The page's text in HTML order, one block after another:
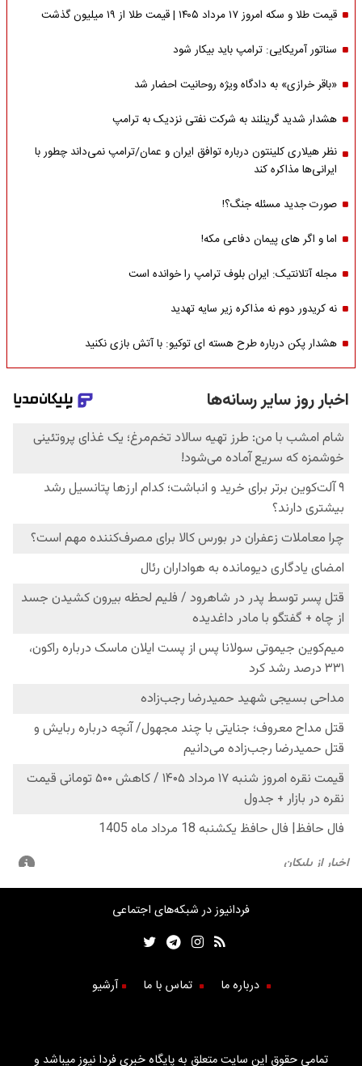
قیمت طلا و سکه امروز ۱۷ مرداد ۱۴۰۵ | قیمت طلا از ۱۹ میلیون گذشت
سناتور آمریکایی: ترامپ باید بیکار شود
«باقر خرازی» به دادگاه ویژه روحانیت احضار شد
هشدار شدید گرینلند به شرکت نفتی نزدیک به ترامپ
نظر هیلاری کلینتون درباره توافق ایران و عمان/ترامپ نمی‌داند چطور با
ایرانی‌ها مذاکره کند
صورت جدید مسئله جنگ؟!
اما و اگر های پیمان دفاعی مکه!
مجله آتلانتیک: ایران بلوف ترامپ را خوانده است
نه کریدور دوم نه مذاکره زیر سایه تهدید
هشدار پکن درباره طرح هسته ای توکیو: با آتش بازی نکنید
فردانیوز در شبکه‌های اجتماعی
درباره ما تماس با ما آرشیو
تمامی حقوق این سایت متعلق به پایگاه خبری فردا نیوز میباشد و